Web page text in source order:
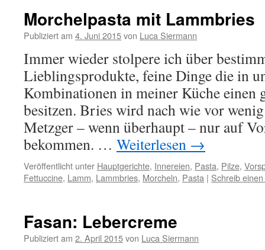
Morchelpasta mit Lammbries
Publiziert am 4. Juni 2015von Luca Siermann
Immer wieder stolpere ich über
Lieblingsprodukte, feine Dinge die in
Kombinationen in meiner Küche einen
besitzen. Bries wird nach wie vor
Metzger – wenn überhaupt – nur auf
bekommen. … Weiterlesen →
Veröffentlicht unter Hauptgerichte, Innereien, Pasta, Pilze,
Fettuccine, Lamm, Lammbries, Morcheln, Pasta | Schreib
Fasan: Lebercreme
Publiziert am 2. April 2015von Luca Siermann